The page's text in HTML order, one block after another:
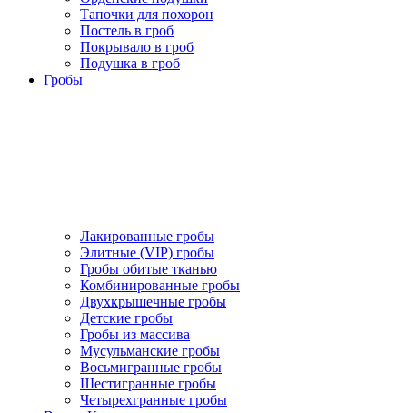
Тапочки для похорон
Постель в гроб
Покрывало в гроб
Подушка в гроб
Гробы
Лакированные гробы
Элитные (VIP) гробы
Гробы обитые тканью
Комбинированные гробы
Двухкрышечные гробы
Детские гробы
Гробы из массива
Мусульманские гробы
Восьмигранные гробы
Шестигранные гробы
Четырехгранные гробы